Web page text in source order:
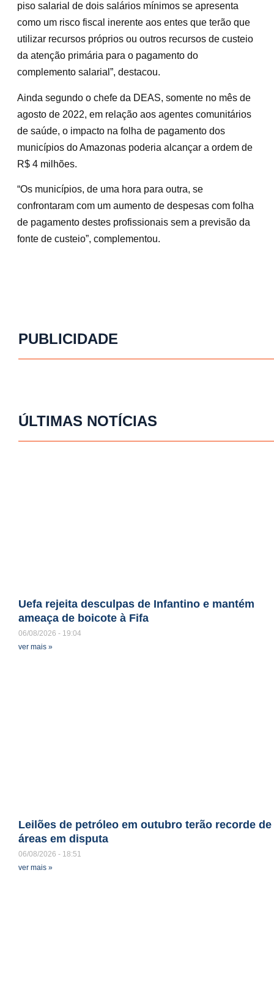
piso salarial de dois salários mínimos se apresenta
como um risco fiscal inerente aos entes que terão que
utilizar recursos próprios ou outros recursos de custeio
da atenção primária para o pagamento do
complemento salarial”, destacou.
Ainda segundo o chefe da DEAS, somente no mês de
agosto de 2022, em relação aos agentes comunitários
de saúde, o impacto na folha de pagamento dos
municípios do Amazonas poderia alcançar a ordem de
R$ 4 milhões.
“Os municípios, de uma hora para outra, se
confrontaram com um aumento de despesas com folha
de pagamento destes profissionais sem a previsão da
fonte de custeio”, complementou.
PUBLICIDADE
ÚLTIMAS NOTÍCIAS
Uefa rejeita desculpas de Infantino e mantém
ameaça de boicote à Fifa
06/08/2026
19:04
ver mais »
Leilões de petróleo em outubro terão recorde de
áreas em disputa
06/08/2026
18:51
ver mais »